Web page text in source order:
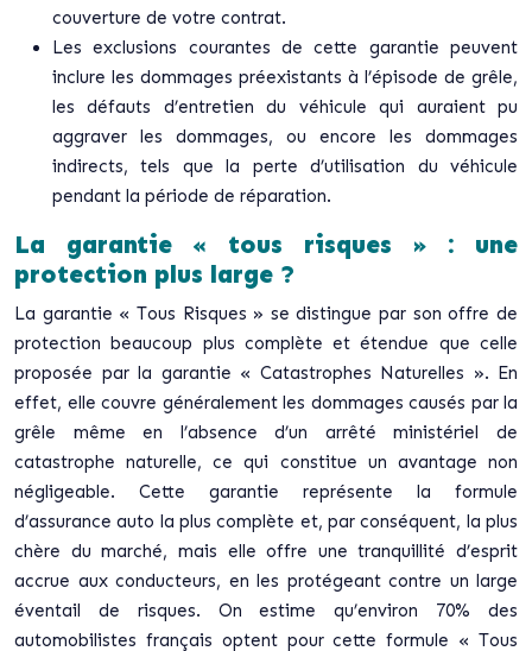
couverture de votre contrat.
Les exclusions courantes de cette garantie peuvent
inclure les dommages préexistants à l’épisode de grêle,
les défauts d’entretien du véhicule qui auraient pu
aggraver les dommages, ou encore les dommages
indirects, tels que la perte d’utilisation du véhicule
pendant la période de réparation.
La garantie « tous risques » : une
protection plus large ?
La garantie « Tous Risques » se distingue par son offre de
protection beaucoup plus complète et étendue que celle
proposée par la garantie « Catastrophes Naturelles ». En
effet, elle couvre généralement les dommages causés par la
grêle même en l’absence d’un arrêté ministériel de
catastrophe naturelle, ce qui constitue un avantage non
négligeable. Cette garantie représente la formule
d’assurance auto la plus complète et, par conséquent, la plus
chère du marché, mais elle offre une tranquillité d’esprit
accrue aux conducteurs, en les protégeant contre un large
éventail de risques. On estime qu’environ 70% des
automobilistes français optent pour cette formule « Tous